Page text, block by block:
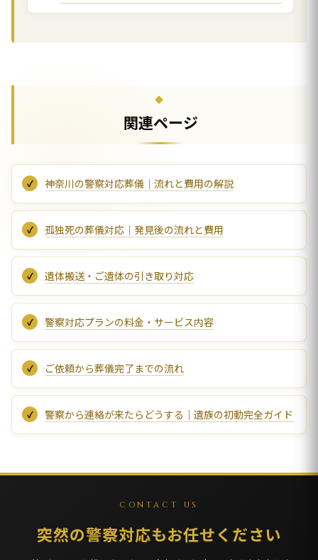
関連ページ
神奈川の警察対応葬儀｜流れと費用の解説
孤独死の葬儀対応｜発見後の流れと費用
遺体搬送・ご遺体の引き取り対応
警察対応プランの料金・サービス内容
ご依頼から葬儀完了までの流れ
警察から連絡が来たらどうする｜遺族の初動完全ガイド
CONTACT US
突然の警察対応もお任せください